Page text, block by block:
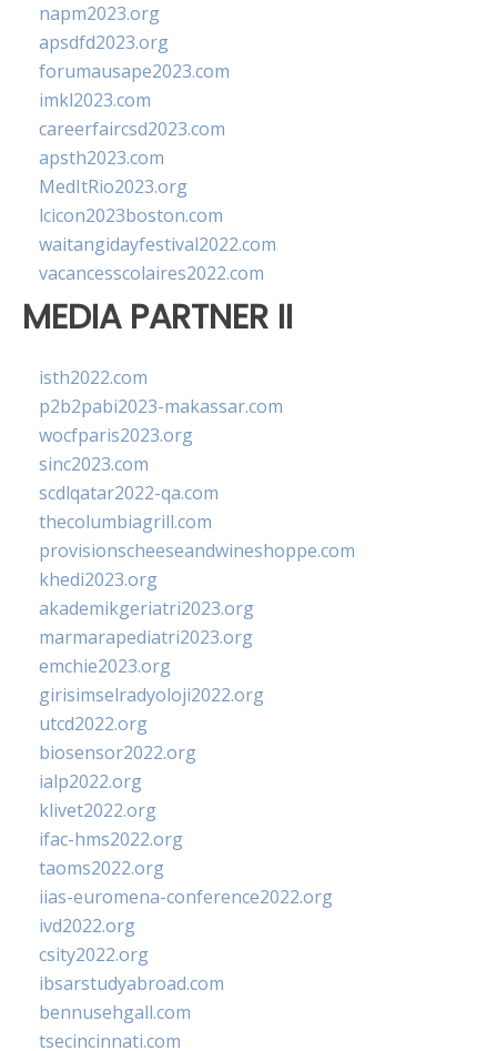
napm2023.org
apsdfd2023.org
forumausape2023.com
imkl2023.com
careerfaircsd2023.com
apsth2023.com
MedItRio2023.org
lcicon2023boston.com
waitangidayfestival2022.com
vacancesscolaires2022.com
MEDIA PARTNER II
isth2022.com
p2b2pabi2023-makassar.com
wocfparis2023.org
sinc2023.com
scdlqatar2022-qa.com
thecolumbiagrill.com
provisionscheeseandwineshoppe.com
khedi2023.org
akademikgeriatri2023.org
marmarapediatri2023.org
emchie2023.org
girisimselradyoloji2022.org
utcd2022.org
biosensor2022.org
ialp2022.org
klivet2022.org
ifac-hms2022.org
taoms2022.org
iias-euromena-conference2022.org
ivd2022.org
csity2022.org
ibsarstudyabroad.com
bennusehgall.com
tsecincinnati.com